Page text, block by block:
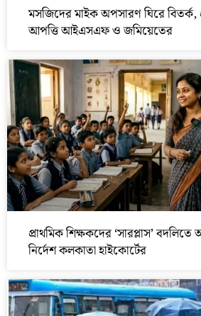
মসজিদের মাইক অপসারণ ঘিরে বিতর্ক,
আপত্তি আইএসএফ ও জমিয়েতের
প্রাথমিক শিক্ষকদের ‘সারপ্লাস’ বদলিতে
নির্দেশ কলকাতা হাইকোর্টের